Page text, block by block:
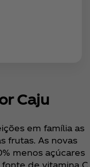
Caju
em família as
frutas. As novas
menos açúcares
de vitamina C.